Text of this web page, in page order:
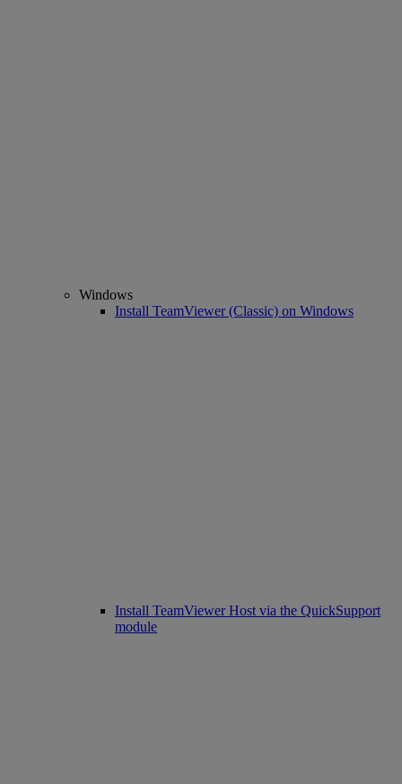
Windows
Install TeamViewer (Classic) on Windows
Install TeamViewer Host via the QuickSupport
module